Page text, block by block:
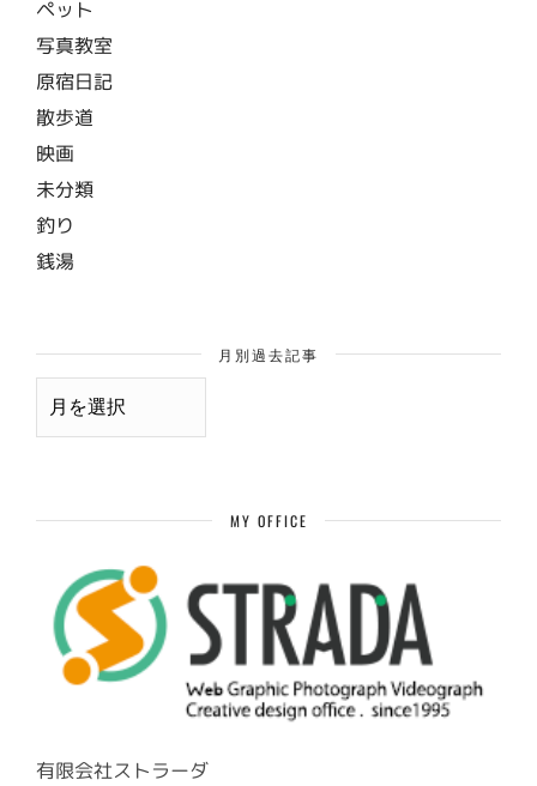
ペット
写真教室
原宿日記
散歩道
映画
未分類
釣り
銭湯
月別過去記事
月
MY OFFICE
有限会社ストラーダ